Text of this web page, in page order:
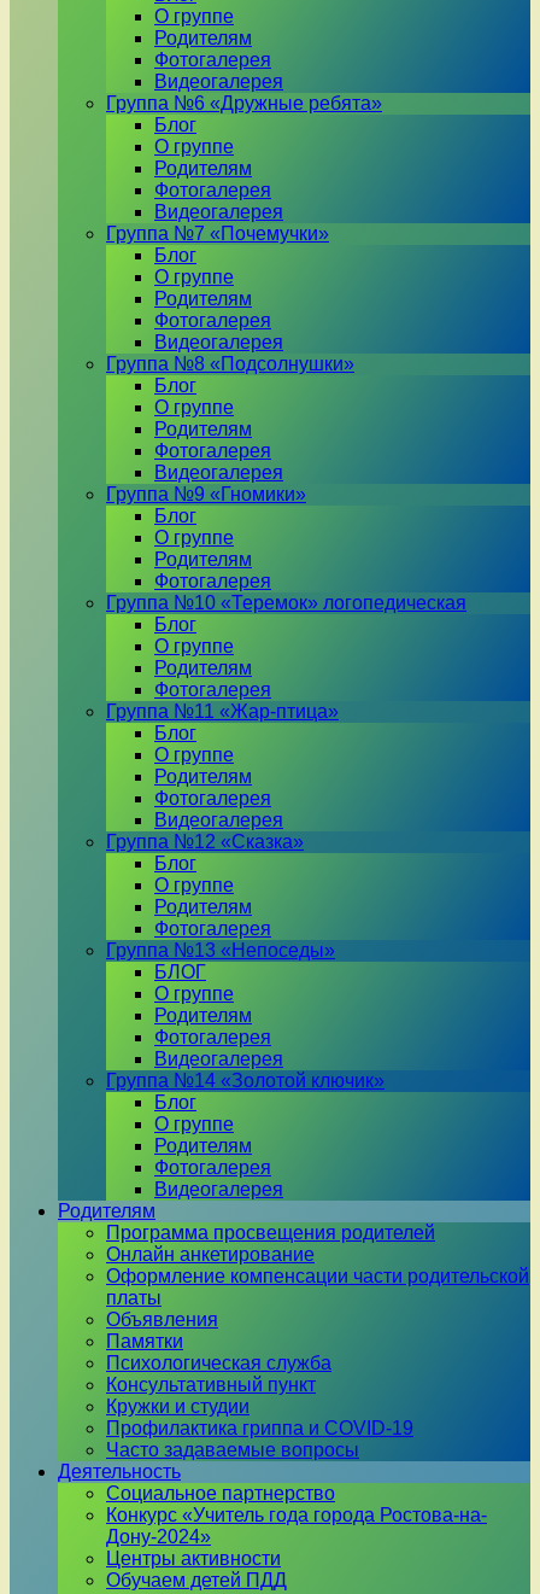
О группе
Родителям
Фотогалерея
Видеогалерея
Группа №6 «Дружные ребята»
Блог
О группе
Родителям
Фотогалерея
Видеогалерея
Группа №7 «Почемучки»
Блог
О группе
Родителям
Фотогалерея
Видеогалерея
Группа №8 «Подсолнушки»
Блог
О группе
Родителям
Фотогалерея
Видеогалерея
Группа №9 «Гномики»
Блог
О группе
Родителям
Фотогалерея
Группа №10 «Теремок» логопедическая
Блог
О группе
Родителям
Фотогалерея
Группа №11 «Жар-птица»
Блог
О группе
Родителям
Фотогалерея
Видеогалерея
Группа №12 «Сказка»
Блог
О группе
Родителям
Фотогалерея
Группа №13 «Непоседы»
БЛОГ
О группе
Родителям
Фотогалерея
Видеогалерея
Группа №14 «Золотой ключик»
Блог
О группе
Родителям
Фотогалерея
Видеогалерея
Родителям
Программа просвещения родителей
Онлайн анкетирование
Оформление компенсации части родительской
платы
Объявления
Памятки
Психологическая служба
Консультативный пункт
Кружки и студии
Профилактика гриппа и COVID-19
Часто задаваемые вопросы
Деятельность
Социальное партнерство
Конкурс «Учитель года города Ростова-на-
Дону-2024»
Центры активности
Обучаем детей ПДД